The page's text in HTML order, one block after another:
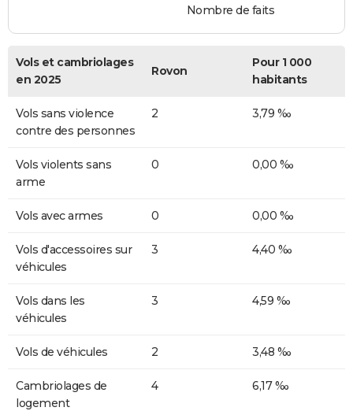
Nombre de faits
Vols et cambriolages
en 2025
Rovon
Pour 1 000
habitants
Vols sans violence
contre des personnes
2 3,79 ‰
Vols violents sans
arme
0 0,00 ‰
Vols avec armes 0 0,00 ‰
Vols d'accessoires sur
véhicules
3 4,40 ‰
Vols dans les
véhicules
3 4,59 ‰
Vols de véhicules 2 3,48 ‰
Cambriolages de
logement
4 6,17 ‰